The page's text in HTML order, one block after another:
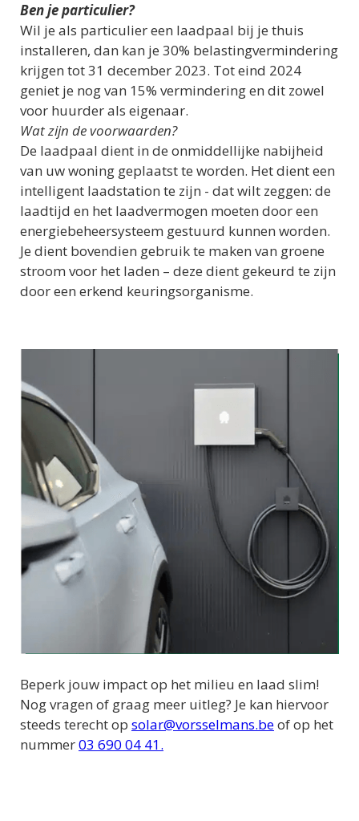
Ben je particulier?
Wil je als particulier een laadpaal bij je thuis
installeren, dan kan je 30% belastingvermindering
krijgen tot 31 december 2023. Tot eind 2024
geniet je nog van 15% vermindering en dit zowel
voor huurder als eigenaar.
Wat zijn de voorwaarden?
De laadpaal dient in de onmiddellijke nabijheid
van uw woning geplaatst te worden. Het dient een
intelligent laadstation te zijn - dat wilt zeggen: de
laadtijd en het laadvermogen moeten door een
energiebeheersysteem gestuurd kunnen worden.
Je dient bovendien gebruik te maken van groene
stroom voor het laden – deze dient gekeurd te zijn
door een erkend keuringsorganisme.
Beperk jouw impact op het milieu en laad slim!
Nog vragen of graag meer uitleg? Je kan hiervoor
steeds terecht op solar@vorsselmans.beof op het
nummer03 690 04 41.